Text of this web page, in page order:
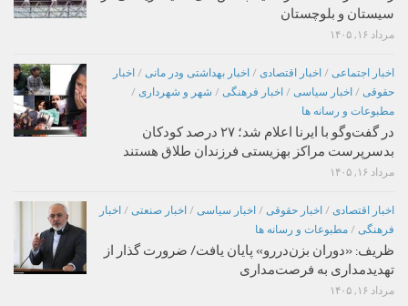
سیستان و بلوچستان
مرداد ۱۶, ۱۴۰۵
اخبار اجتماعی / اخبار اقتصادی / اخبار بهداشتی ودر مانی / اخبار
حقوقی / اخبار سیاسی / اخبار فرهنگی / شهر و شهرداری /
مطبوعات و رسانه ها
در گفت‌وگو با ایرنا اعلام شد؛ ۲۷ درصد کودکان
بدسرپرست مراکز بهزیستی فرزندان طلاق هستند
مرداد ۱۶, ۱۴۰۵
اخبار اقتصادی / اخبار حقوقی / اخبار سیاسی / اخبار صنعتی / اخبار
فرهنگی / مطبوعات و رسانه ها
ظریف: «دوران بزن‌دررو» پایان یافت/ ضرورت گذار از
تهدیدمداری به فرصت‌مداری
مرداد ۱۶, ۱۴۰۵